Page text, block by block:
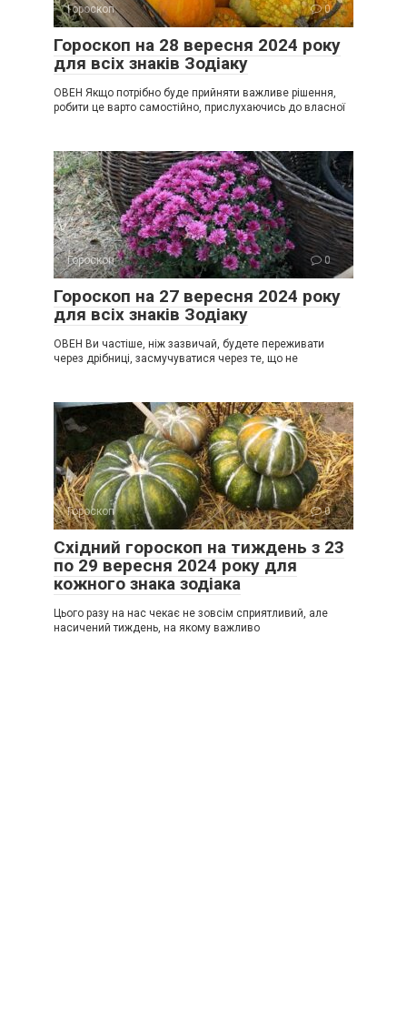
Гороскоп 0
Гороскоп на 28 вересня 2024 року
для всіх знаків Зодіаку
ОВЕН Якщо потрібно буде прийняти важливе рішення,
робити це варто самостійно, прислухаючись до власної
Гороскоп 0
Гороскоп на 27 вересня 2024 року
для всіх знаків Зодіаку
ОВЕН Ви частіше, ніж зазвичай, будете переживати
через дрібниці, засмучуватися через те, що не
Гороскоп 0
Східний гороскоп на тиждень з 23
по 29 вересня 2024 року для
кожного знака зодіака
Цього разу на нас чекає не зовсім сприятливий, але
насичений тиждень, на якому важливо